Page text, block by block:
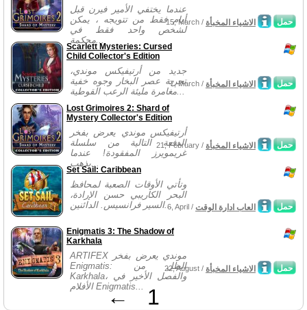
عندما يختفي الأمير فيرن قبل
أيام فقط من تتويجه ، يمكن
لشخص واحد فقط في
محكمة...
حمل 15, March / الاشياء المخبأة
Scarlett Mysteries: Cursed
Child Collector's Edition
جديد من أرتيفيكس موندي،
تجربة عصر البخار وجوه خفية
مغامرة مليئة الرعب القوطية...
حمل 7, March / الاشياء المخبأة
Lost Grimoires 2: Shard of
Mystery Collector's Edition
أرتيفيكس موندي يعرض بفخر
الدفعة التالية من سلسلة
غريمويرز المفقودة! عندما
يذهب...
حمل 21, February / الاشياء المخبأة
Set Sail: Caribbean
وتأتي الأوقات الصعبة لمحافظ
البحر الكاريبي حسن الإرادة،
السير فرانسيس. الدائنين...
حمل 6, April / العاب ادارة الوقت
Enigmatis 3: The Shadow of
Karkhala
ARTIFEX موندي يعرض بفخر
Enigmatis: الظل من
Karkhala، والفصل الأخير في
الأفلام Enigmatis...
حمل 22, August / الاشياء المخبأة
← 1